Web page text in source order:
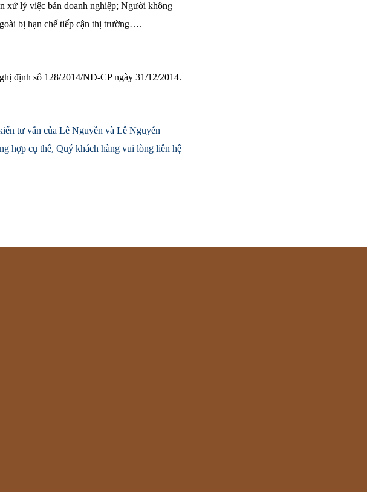
xử lý việc bán doanh nghiệp; Người không
bị hạn chế tiếp cận thị trường….
định số 128/2014/NĐ-CP ngày 31/12/2014.
tư vấn của Lê Nguyễn và Lê Nguyễn
hợp cụ thể, Quý khách hàng vui lòng liên hệ